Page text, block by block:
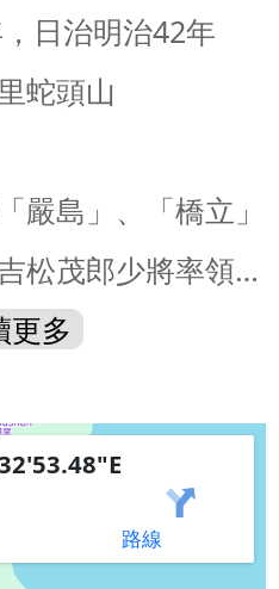
日治明治42年
蛇頭山
嚴島」、「橋立」
松茂郎少將率領少
官校應屆畢業生）
日本橫須賀軍港
巡航90餘日，航
41年(1908)停泊
上火藥庫爆炸而沈
更多
路線